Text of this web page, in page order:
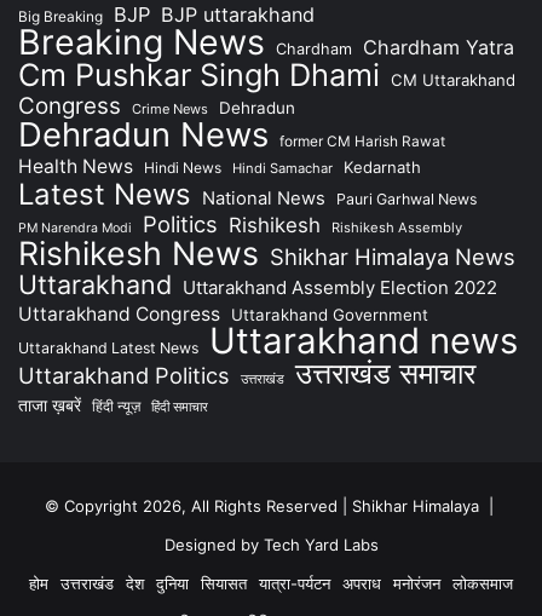
Big Breaking BJP BJP uttarakhand
Breaking News Chardham Chardham Yatra
Cm Pushkar Singh Dhami CM Uttarakhand
Congress Crime News Dehradun
Dehradun News former CM Harish Rawat
Health News Hindi News Hindi Samachar Kedarnath
Latest News National News Pauri Garhwal News
PM Narendra Modi Politics Rishikesh Rishikesh Assembly
Rishikesh News Shikhar Himalaya News
Uttarakhand Uttarakhand Assembly Election 2022
Uttarakhand Congress
Uttarakhand Government
Uttarakhand Latest News Uttarakhand news
Uttarakhand Politics उत्तराखंड उत्तराखंड समाचार
ताजा ख़बरें हिंदी न्यूज़ हिंदी समाचार
© Copyright 2026, All Rights Reserved | Shikhar Himalaya |
Designed by Tech Yard Labs
होम
उत्तराखंड देश दुनिया सियासत यात्रा-पर्यटन अपराध मनोरंजन
लोकसमाज